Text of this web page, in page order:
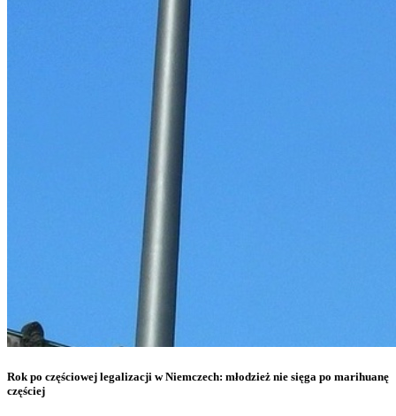
Rok po częściowej legalizacji w Niemczech: młodzież nie sięga po marihuanę
częściej